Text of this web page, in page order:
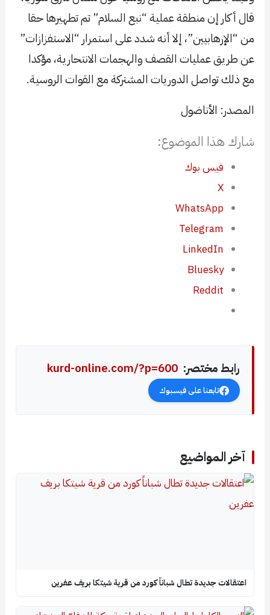
قال أكار إن منطقة عملية “نبع السلام” تم تطهيرها حقا
من “الإرهابيين”، إلا أنه شدد على استمرار “الاستفزازات”
عن طريق عمليات القصف والهجمات الانتحارية، مؤكدا
مع ذلك تواصل الدوريات المشتركة مع القوات الروسية.
المصدر: الأناضول
شارك هذا الموضوع:
فيس بوك
X
WhatsApp
Telegram
LinkedIn
Bluesky
Reddit
رابط مختصر: kurd-online.com/?p=600
تابعنا على فيسبوك
آخر المواضيع
اعتقالات جديدة تطال شباناً كورد من قرية شيتكا بريف عفرين